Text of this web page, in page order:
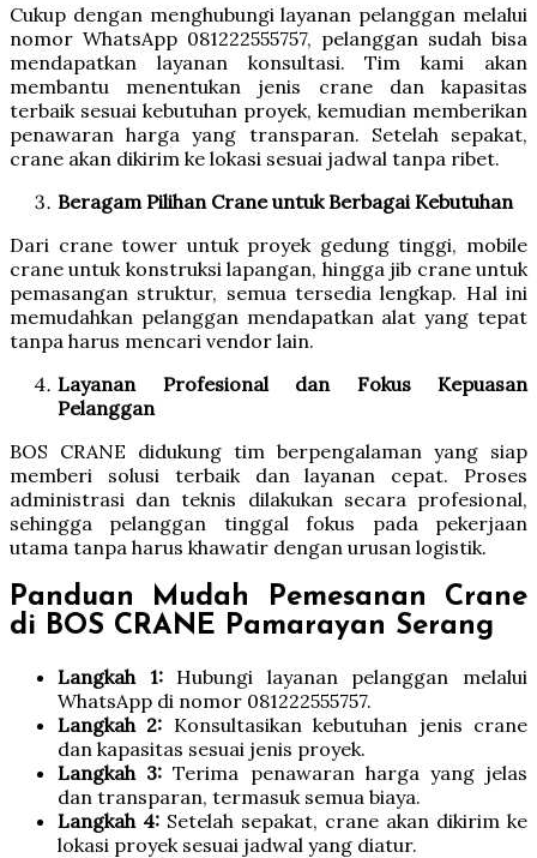
Cukup dengan menghubungi layanan pelanggan melalui
nomor WhatsApp 081222555757, pelanggan sudah bisa
mendapatkan layanan konsultasi. Tim kami akan
membantu menentukan jenis crane dan kapasitas
terbaik sesuai kebutuhan proyek, kemudian memberikan
penawaran harga yang transparan. Setelah sepakat,
crane akan dikirim ke lokasi sesuai jadwal tanpa ribet.
Beragam Pilihan Crane untuk Berbagai Kebutuhan
Dari crane tower untuk proyek gedung tinggi, mobile
crane untuk konstruksi lapangan, hingga jib crane untuk
pemasangan struktur, semua tersedia lengkap. Hal ini
memudahkan pelanggan mendapatkan alat yang tepat
tanpa harus mencari vendor lain.
Layanan Profesional dan Fokus Kepuasan
Pelanggan
BOS CRANE didukung tim berpengalaman yang siap
memberi solusi terbaik dan layanan cepat. Proses
administrasi dan teknis dilakukan secara profesional,
sehingga pelanggan tinggal fokus pada pekerjaan
utama tanpa harus khawatir dengan urusan logistik.
Panduan Mudah Pemesanan Crane
di BOS CRANE Pamarayan Serang
Langkah 1:Hubungi layanan pelanggan melalui
WhatsApp di nomor 081222555757.
Langkah 2: Konsultasikan kebutuhan jenis crane
dan kapasitas sesuai jenis proyek.
Langkah 3: Terima penawaran harga yang jelas
dan transparan, termasuk semua biaya.
Langkah 4: Setelah sepakat, crane akan dikirim ke
lokasi proyek sesuai jadwal yang diatur.